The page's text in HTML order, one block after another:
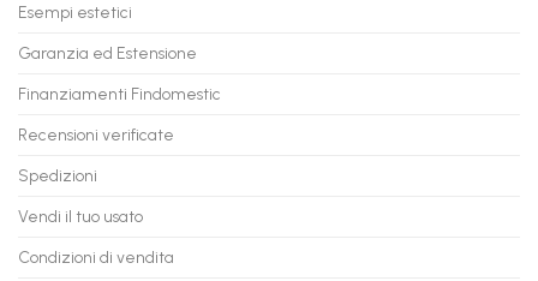
anche
a
in
con
Esempi estetici
Garanzia ed Estensione
Finanziamenti Findomestic
Recensioni verificate
Spedizioni
Vendi il tuo usato
Condizioni di vendita